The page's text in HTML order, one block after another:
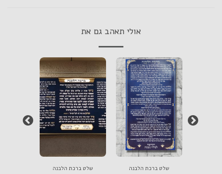
אולי תאהב גם את
שלט ברכת הלבנה
שלט ברכת הלבנה